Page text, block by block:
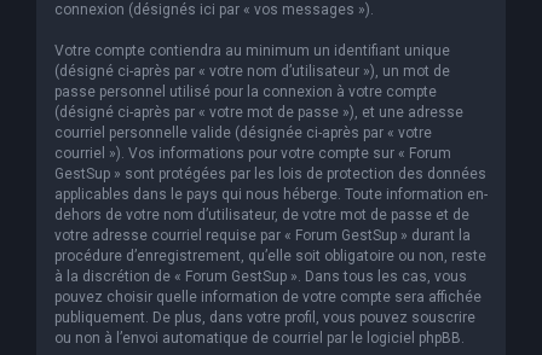
connexion (désignés ici par « vos messages »).
Votre compte contiendra au minimum un identifiant unique
(désigné ci-après par « votre nom d’utilisateur »), un mot de
passe personnel utilisé pour la connexion à votre compte
(désigné ci-après par « votre mot de passe »), et une adresse
courriel personnelle valide (désignée ci-après par « votre
courriel »). Vos informations pour votre compte sur « Forum
GestSup » sont protégées par les lois de protection des données
applicables dans le pays qui nous héberge. Toute information en-
dehors de votre nom d’utilisateur, de votre mot de passe et de
votre adresse courriel requise par « Forum GestSup » durant la
procédure d’enregistrement, qu’elle soit obligatoire ou non, reste
à la discrétion de « Forum GestSup ». Dans tous les cas, vous
pouvez choisir quelle information de votre compte sera affichée
publiquement. De plus, dans votre profil, vous pouvez souscrire
ou non à l’envoi automatique de courriel par le logiciel phpBB.